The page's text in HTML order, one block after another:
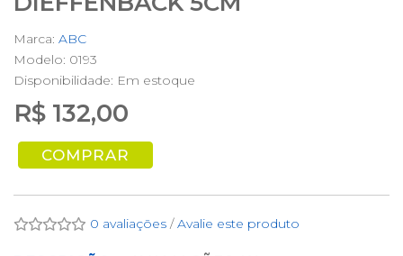
Marca: ABC
Modelo: 0193
Disponibilidade: Em estoque
R$ 132,00
COMPRAR
0 avaliações /Avalie este produto